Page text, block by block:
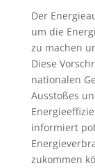
Der
um die
zu machen
Diese
nationalen
Ausstoßes
informiert
zukommen